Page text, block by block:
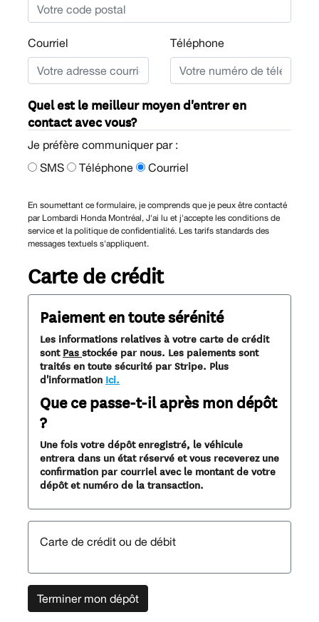
Courriel Téléphone
Quel est le meilleur moyen d'entrer en
contact avec vous?
Je préfère communiquer par :
SMS
Téléphone Courriel
En soumettant ce formulaire, je comprends que je peux être contacté
par Lombardi Honda Montréal, J'ai lu et j'accepte les conditions de
service et la politique de confidentialité. Les tarifs standards des
messages textuels s'appliquent.
Carte de crédit
Paiement en toute sérénité
Les informations relatives à votre carte de crédit
sont Pas stockée par nous. Les paiements sont
traités en toute sécurité par Stripe. Plus
d'information Ici.
Que ce passe-t-il après mon dépôt
?
Une fois votre dépôt enregistré, le véhicule
entrera dans un état réservé et vous receverez une
confirmation par courriel avec le montant de votre
dépôt et numéro de la transaction.
Carte de crédit ou de débit
Terminer mon dépôt